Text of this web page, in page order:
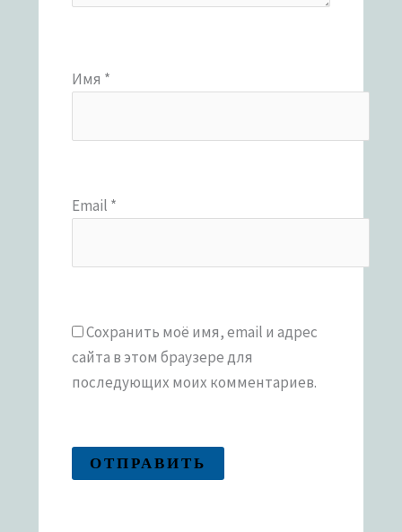
Имя *
Email *
Сохранить моё имя, email и адрес
сайта в этом браузере для
последующих моих комментариев.